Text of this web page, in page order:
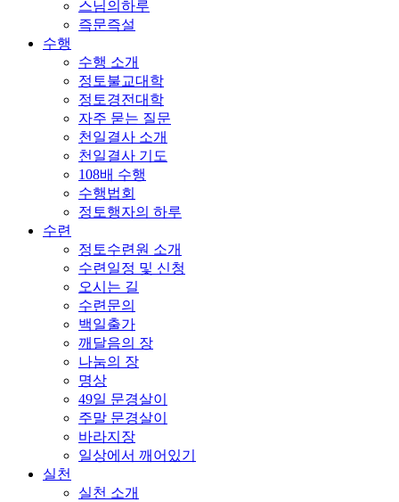
스님의하루
즉문즉설
수행
수행 소개
정토불교대학
정토경전대학
자주 묻는 질문
천일결사 소개
천일결사 기도
108배 수행
수행법회
정토행자의 하루
수련
정토수련원 소개
수련일정 및 신청
오시는 길
수련문의
백일출가
깨달음의 장
나눔의 장
명상
49일 문경살이
주말 문경살이
바라지장
일상에서 깨어있기
실천
실천 소개